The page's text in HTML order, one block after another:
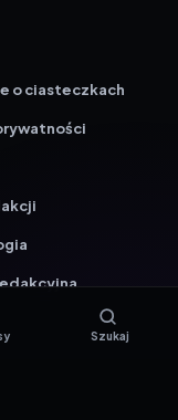
o ciasteczkach
Szukaj